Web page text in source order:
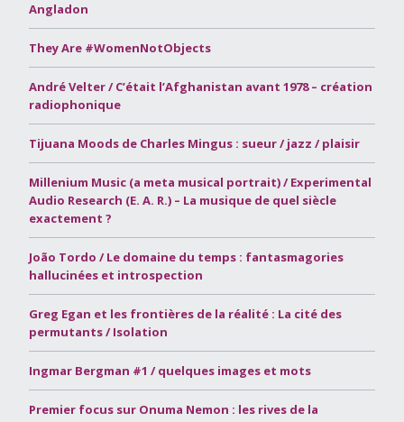
Angladon
They Are #WomenNotObjects
André Velter / C’était l’Afghanistan avant 1978 – création
radiophonique
Tijuana Moods de Charles Mingus : sueur / jazz / plaisir
Millenium Music (a meta musical portrait) / Experimental
Audio Research (E. A. R.) – La musique de quel siècle
exactement ?
João Tordo / Le domaine du temps : fantasmagories
hallucinées et introspection
Greg Egan et les frontières de la réalité : La cité des
permutants / Isolation
Ingmar Bergman #1 / quelques images et mots
Premier focus sur Onuma Nemon : les rives de la